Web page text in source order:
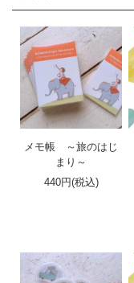
メモ帳 ～旅のはじ
まり～
440円(税込)